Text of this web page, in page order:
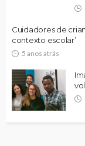
Cuidadores de
contexto escolar’
5 anos atrás